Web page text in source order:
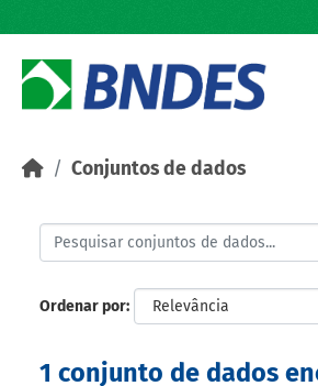
Conjuntos de dados
Ordenar por
1 conjunto de dados